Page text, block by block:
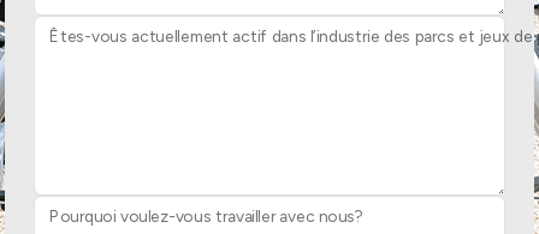
Êtes-vous actuellement actif dans l’industrie des parcs et jeux de
Pourquoi voulez-vous travailler avec nous?